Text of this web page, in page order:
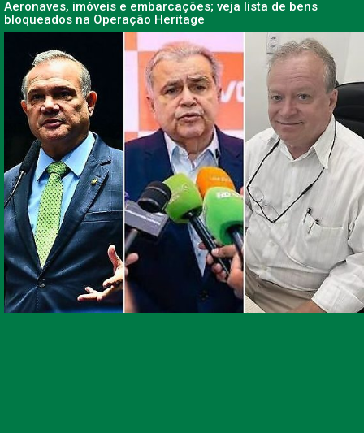
Aeronaves, imóveis e embarcações; veja lista de bens
bloqueados na Operação Heritage